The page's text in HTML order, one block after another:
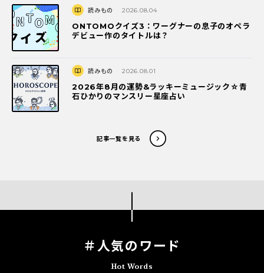
読みもの 2026.08.04
ONTOMOクイズ3：ワーグナーの息子のオペラ
デビュー作のタイトルは？
読みもの 2026.08.01
2026年8月の運勢&ラッキーミュージック☆青
石ひかりのマンスリー星座占い
記事一覧を見る
＃人気のワード
Hot Words